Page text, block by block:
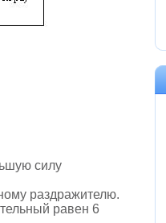
силу
раздражителю.
равен 6